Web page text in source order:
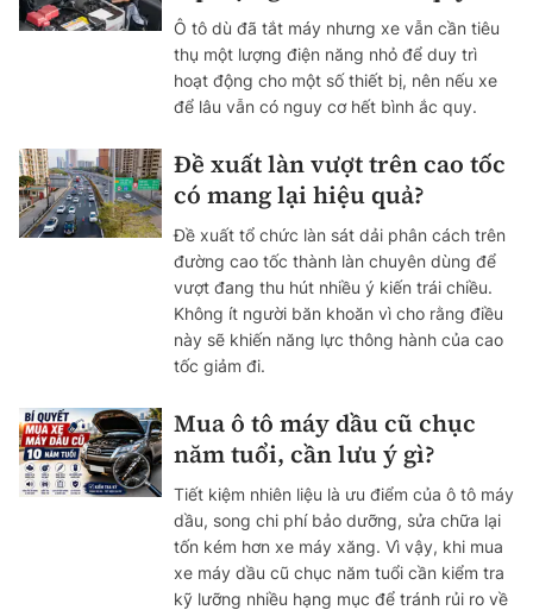
Ô tô dù đã tắt máy nhưng xe vẫn cần tiêu
thụ một lượng điện năng nhỏ để duy trì
hoạt động cho một số thiết bị, nên nếu xe
để lâu vẫn có nguy cơ hết bình ắc quy.
Đề xuất làn vượt trên cao tốc
có mang lại hiệu quả?
Đề xuất tổ chức làn sát dải phân cách trên
đường cao tốc thành làn chuyên dùng để
vượt đang thu hút nhiều ý kiến trái chiều.
Không ít người băn khoăn vì cho rằng điều
này sẽ khiến năng lực thông hành của cao
tốc giảm đi.
Mua ô tô máy dầu cũ chục
năm tuổi, cần lưu ý gì?
Tiết kiệm nhiên liệu là ưu điểm của ô tô máy
dầu, song chi phí bảo dưỡng, sửa chữa lại
tốn kém hơn xe máy xăng. Vì vậy, khi mua
xe máy dầu cũ chục năm tuổi cần kiểm tra
kỹ lưỡng nhiều hạng mục để tránh rủi ro về